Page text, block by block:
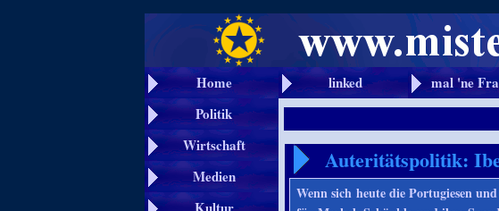
Home linked mal 'ne
Politik
Wirtschaft
Medien
Auteritätspolitik:
Wenn sich heute die Portugiesen